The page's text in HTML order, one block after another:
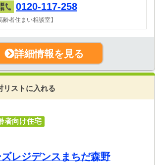
0120-117-258
齢者住まい相談室】
詳細情報を見る
ストに入れる
者向け住宅
レジデンスまちだ森野